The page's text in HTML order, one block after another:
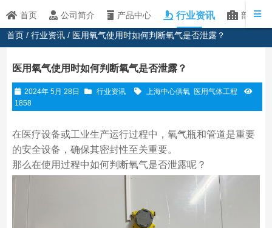
首页 公司简介 产品中心 行业资讯 部分客
首页 /行业资讯 / 医用氧气使用时如何判断氧气是否泄露？
医用氧气使用时如何判断氧气是否泄露？
2024年 5月 28日 行业资讯 上海中心供氧 医用气体工程
1858
在医疗设备或工业生产运行过程中，氧气瓶和管道是重要
的安全设备，确保其密封性至关重要。
那么在使用过程中如何判断氧气是否泄露呢？